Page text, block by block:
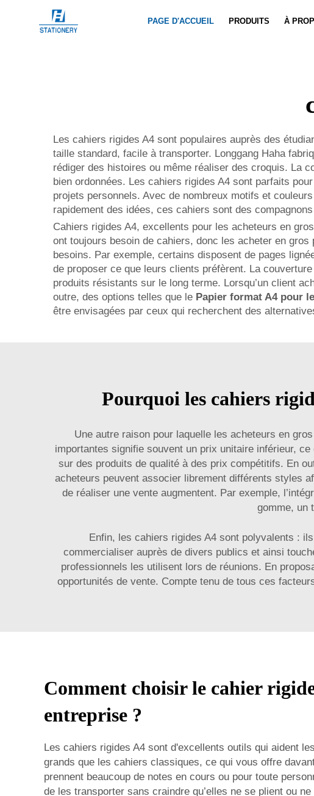
PAGE D'ACCUEIL PRODUITS À
Les cahiers rigides A4 sont populaires auprès des
taille standard, facile à transporter. Longgang Haha
rédiger des histoires ou même réaliser des croquis. La
bien ordonnées. Les cahiers rigides A4 sont parfaits
projets personnels. Avec de nombreux motifs et
rapidement des idées, ces cahiers sont des
Cahiers rigides A4, excellents pour les acheteurs en
ont toujours besoin de cahiers, donc les acheter en
besoins. Par exemple, certains disposent de pages
de proposer ce que leurs clients préfèrent. La
produits résistants sur le long terme. Lorsqu’un client
outre, des options telles que le Papier format A4 pour
être envisagées par ceux qui recherchent des
Pourquoi les cahiers
Une autre raison pour laquelle les acheteurs en
importantes signifie souvent un prix unitaire inférieur,
sur des produits de qualité à des prix compétitifs. En
acheteurs peuvent associer librement différents styles
de réaliser une vente augmentent. Par exemple,
gomme, un
Enfin, les cahiers rigides A4 sont polyvalents :
commercialiser auprès de divers publics et ainsi
professionnels les utilisent lors de réunions. En
opportunités de vente. Compte tenu de tous ces
Comment choisir le cahier
entreprise ?
Les cahiers rigides A4 sont d'excellents outils qui aident
grands que les cahiers classiques, ce qui vous offre
prennent beaucoup de notes en cours ou pour toute
de les transporter sans craindre qu’elles ne se plient ou